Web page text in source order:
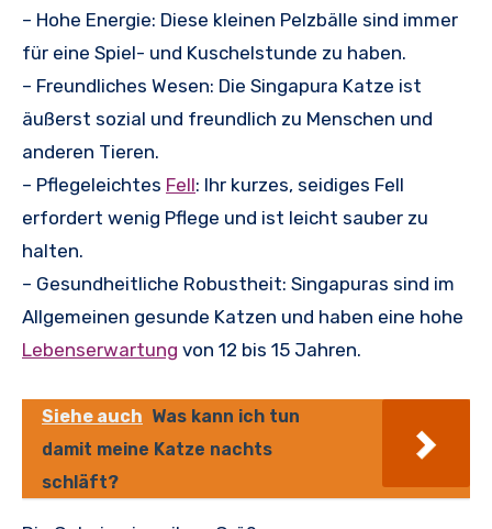
– Hohe Energie: Diese kleinen Pelzbälle sind immer
für eine Spiel- und Kuschelstunde zu haben.
– Freundliches Wesen: Die Singapura Katze ist
äußerst sozial und freundlich zu Menschen und
anderen Tieren.
– Pflegeleichtes Fell: Ihr kurzes, seidiges Fell
erfordert wenig Pflege und ist leicht sauber zu
halten.
– Gesundheitliche Robustheit: Singapuras sind im
Allgemeinen gesunde Katzen und haben eine hohe
Lebenserwartung von 12 bis 15 Jahren.
Siehe auch Was kann ich tun
damit meine Katze nachts
schläft?